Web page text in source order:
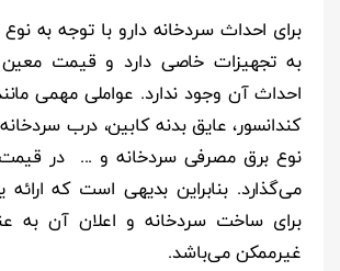
برای احداث سردخانه دارو با توجه به نوع
به تجهیزات خاصی دارد و قیمت
احداث آن وجود ندارد. عواملی مهمی
کندانسور، عایق بدنه کابین، درب
نوع برق مصرفی سردخانه و ... در قیمت
می‌گذارد. بنابراین بدیهی‌ است که
برای ساخت سردخانه و اعلان آن به
غیرممکن می‌باشد.